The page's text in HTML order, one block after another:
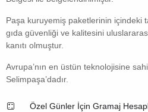
Paşa kuruyemiş paketlerinin içindeki
gıda güvenliği ve kalitesini
kanıtı olmuştur.
Avrupa’nın en üstün teknolojisine
Selimpaşa’dadır.
Özel Günler İçin Gramaj